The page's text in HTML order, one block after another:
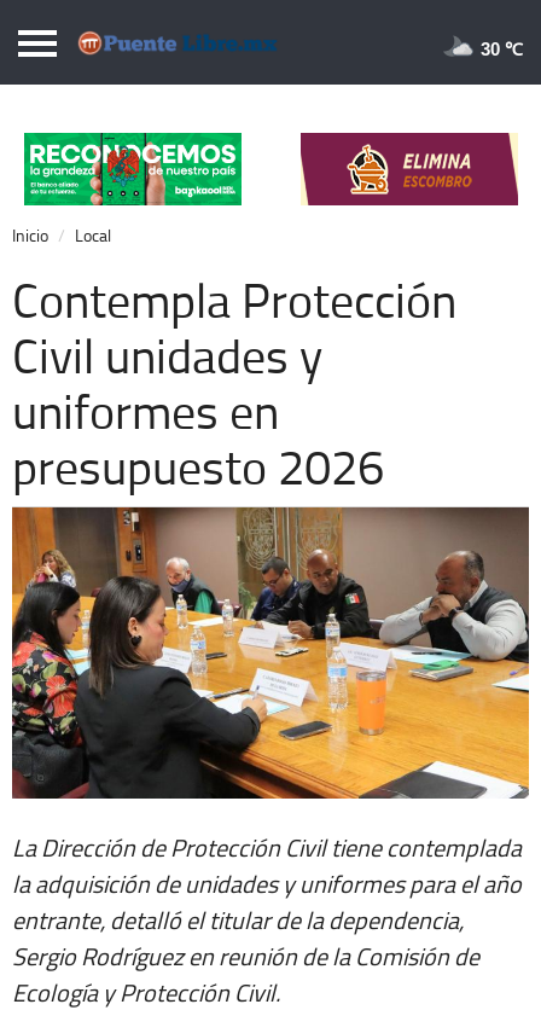
Puentelibre.mx
Local
Nacional
Opinión
Cronos
Economía
Espectáculos
Extra +
30 ℃
Inicio Local
Contempla Protección
Civil unidades y
uniformes en
presupuesto 2026
La Dirección de Protección Civil tiene contemplada
la adquisición de unidades y uniformes para el año
entrante, detalló el titular de la dependencia,
Sergio Rodríguez en reunión de la Comisión de
Ecología y Protección Civil.